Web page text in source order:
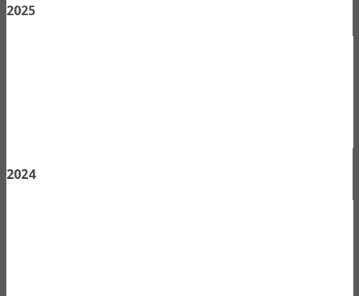
2025
2024